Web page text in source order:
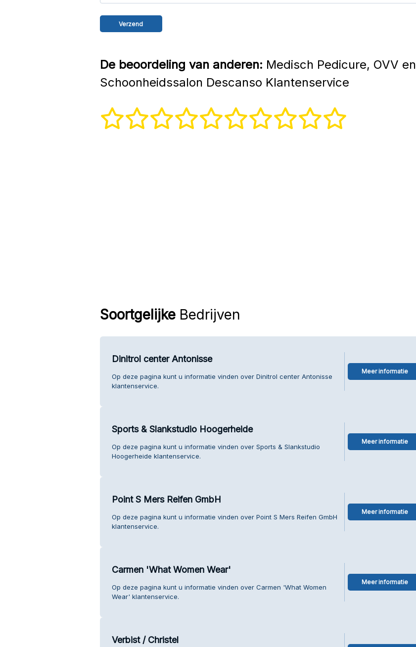
De beoordeling van anderen: Medisch Pedicure, OVV en
Schoonheidssalon Descanso Klantenservice
SoortgelijkeBedrijven
Dinitrol center Antonisse
Op deze pagina kunt u informatie vinden over Dinitrol center Antonisse
klantenservice.
Meer informatie
Sports & Slankstudio Hoogerheide
Op deze pagina kunt u informatie vinden over Sports & Slankstudio
Hoogerheide klantenservice.
Meer informatie
Point S Mers Reifen GmbH
Op deze pagina kunt u informatie vinden over Point S Mers Reifen GmbH
klantenservice.
Meer informatie
Carmen 'What Women Wear'
Op deze pagina kunt u informatie vinden over Carmen 'What Women
Wear' klantenservice.
Meer informatie
Verbist / Christel